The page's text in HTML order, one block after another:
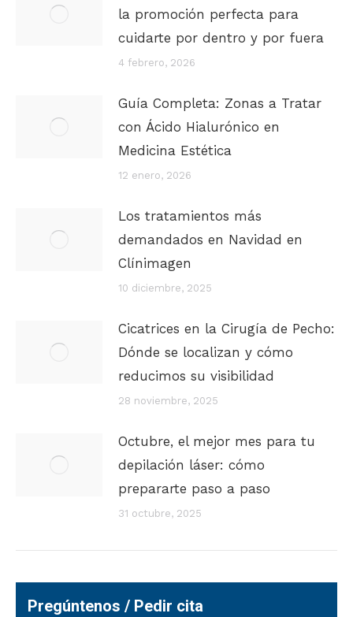
la promoción perfecta para
cuidarte por dentro y por fuera
4 febrero, 2026
Guía Completa: Zonas a Tratar
con Ácido Hialurónico en
Medicina Estética
12 enero, 2026
Los tratamientos más
demandados en Navidad en
Clínimagen
10 diciembre, 2025
Cicatrices en la Cirugía de Pecho:
Dónde se localizan y cómo
reducimos su visibilidad
28 noviembre, 2025
Octubre, el mejor mes para tu
depilación láser: cómo
prepararte paso a paso
31 octubre, 2025
Pregúntenos / Pedir cita